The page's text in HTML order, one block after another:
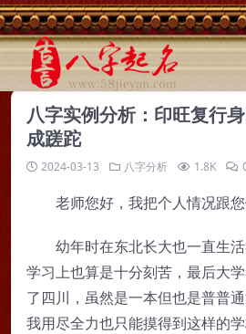
八字实例分析：印旺复行
成蹉跎
2024-03-13 八字分析 1.8K
老师您好，我把个人情况跟
幼年时在东北长大也一直生
学习上也算是十分刻苦，最后大
了四川，虽然是一本但也是普普
我用尽全力也只能摸得到这样的